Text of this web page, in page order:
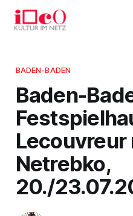
BADEN-BADEN
Baden-
Lecouvreur
Netrebko,
20./